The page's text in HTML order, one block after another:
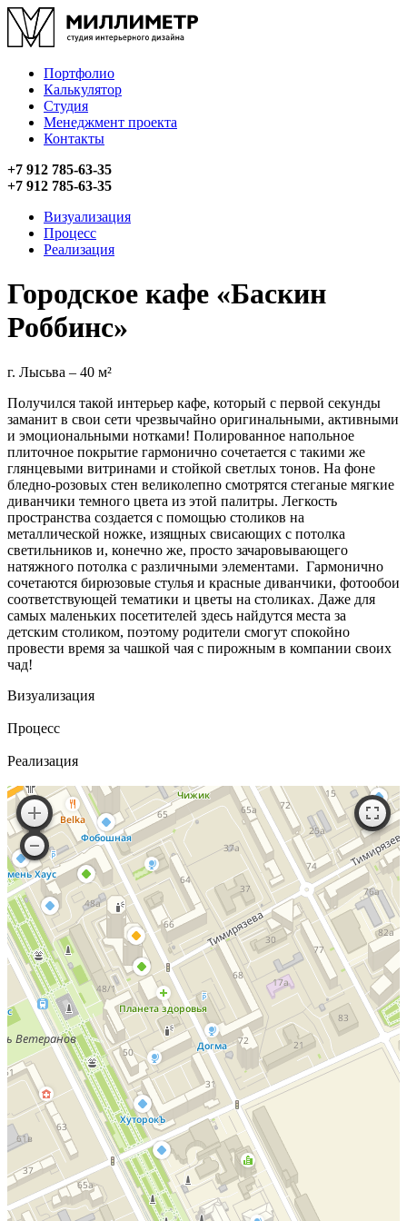
Портфолио
Калькулятор
Студия
Менеджмент проекта
Контакты
+7 912 785-63-35
+7 912 785-63-35
Визуализация
Процесс
Реализация
Городское кафе «Баскин
Роббинс»
г. Лысьва – 40 м²
Получился такой интерьер кафе, который с первой секунды
заманит в свои сети чрезвычайно оригинальными, активными
и эмоциональными нотками! Полированное напольное
плиточное покрытие гармонично сочетается с такими же
глянцевыми витринами и стойкой светлых тонов. На фоне
бледно-розовых стен великолепно смотрятся стеганые мягкие
диванчики темного цвета из этой палитры. Легкость
пространства создается с помощью столиков на
металлической ножке, изящных свисающих с потолка
светильников и, конечно же, просто зачаровывающего
натяжного потолка с различными элементами. Гармонично
сочетаются бирюзовые стулья и красные диванчики, фотообои
соответствующей тематики и цветы на столиках. Даже для
самых маленьких посетителей здесь найдутся места за
детским столиком, поэтому родители смогут спокойно
провести время за чашкой чая с пирожным в компании своих
чад!
Визуализация
Процесс
Реализация